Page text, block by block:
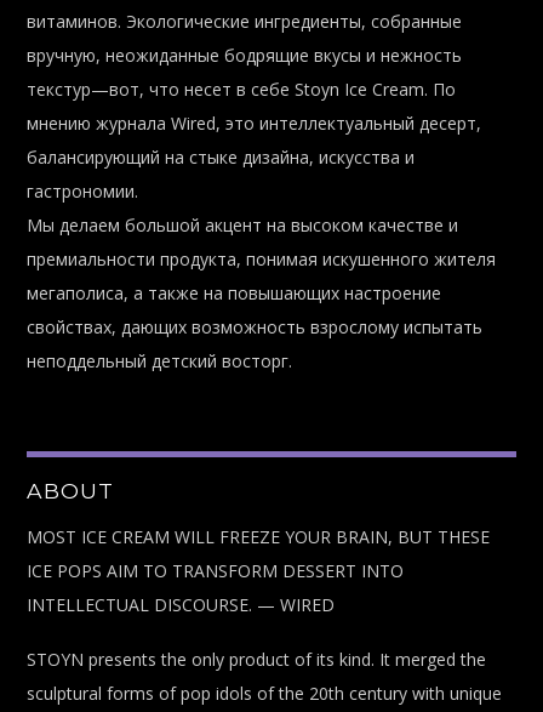
витаминов. Экологические ингредиенты, собранные
вручную, неожиданные бодрящие вкусы и нежность
текстур—вот, что несет в себе Stoyn Ice Cream. По
мнению журнала Wired, это интеллектуальный десерт,
балансирующий на стыке дизайна, искусства и
гастрономии.
Мы делаем большой акцент на высоком качестве и
премиальности продукта, понимая искушенного жителя
мегаполиса, а также на повышающих настроение
свойствах, дающих возможность взрослому испытать
неподдельный детский восторг.
ABOUT
MOST ICE CREAM WILL FREEZE YOUR BRAIN, BUT THESE
ICE POPS AIM TO TRANSFORM DESSERT INTO
INTELLECTUAL DISCOURSE. — WIRED
STOYN presents the only product of its kind. It merged the
sculptural forms of pop idols of the 20th century with unique